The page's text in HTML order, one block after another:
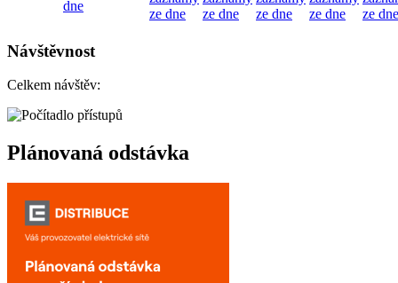
dne
ze dne
ze dne
ze dne
ze dne
ze dne
Návštěvnost
Celkem návštěv:
Plánovaná odstávka